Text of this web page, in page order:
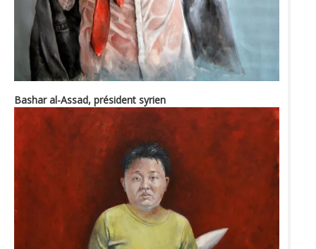
Bashar al-Assad, président syrien